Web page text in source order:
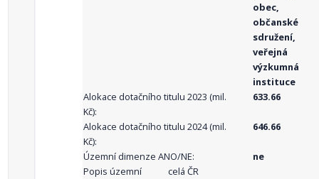
obec,
občanské
sdružení,
veřejná
výzkumná
instituce
Alokace dotačního titulu 2023 (mil.
Kč):
633.66
Alokace dotačního titulu 2024 (mil.
Kč):
646.66
Územní dimenze ANO/NE:
ne
Popis územní
celá ČR